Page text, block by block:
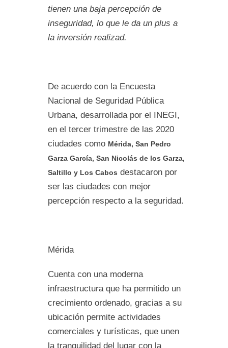
tienen una baja percepción de
inseguridad, lo que le da un plus a
la inversión realizad.
De acuerdo con la Encuesta
Nacional de Seguridad Pública
Urbana, desarrollada por el INEGI,
en el tercer trimestre de las 2020
ciudades como Mérida, San Pedro
Garza García, San Nicolás de los Garza,
Saltillo y Los Cabos destacaron por
ser las ciudades con mejor
percepción respecto a la seguridad.
Mérida
Cuenta con una moderna
infraestructura que ha permitido un
crecimiento ordenado, gracias a su
ubicación permite actividades
comerciales y turísticas, que unen
la tranquilidad del lugar con la